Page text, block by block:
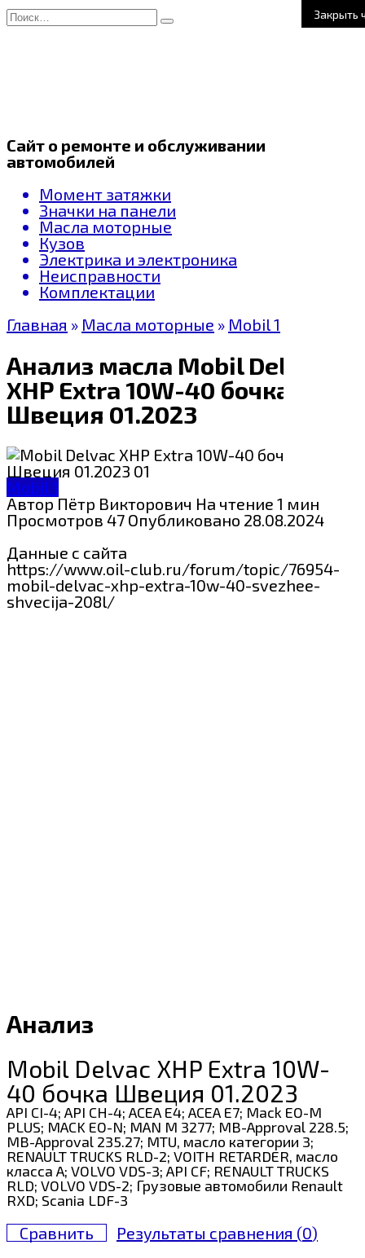
Закрыть
Перейти
к
Search
for:
Сайт о ремонте и обслуживании
автомобилей
Момент затяжки
Значки на панели
Масла моторные
Кузов
Электрика и электроника
Неисправности
Комплектации
Главная » Масла моторные » Mobil 1
Анализ масла Mobil Delvac
XHP Extra 10W-40 бочка
Швеция 01.2023
Mobil 1
АвторПётр Викторович На чтение 1 мин
Просмотров 47 Опубликовано 28.08.2024
Данные с сайта
https://www.oil-club.ru/forum/topic/76954-
mobil-delvac-xhp-extra-10w-40-svezhee-
shvecija-208l/
Анализ
Mobil Delvac XHP Extra 10W-
40 бочка Швеция 01.2023
API CI-4; API CH-4; ACEA E4; ACEA E7; Mack EO-M
PLUS; MACK EO-N; MAN M 3277; MB-Approval 228.5;
MB-Approval 235.27; MTU, масло категории 3;
RENAULT TRUCKS RLD-2; VOITH RETARDER, масло
класса A; VOLVO VDS-3; API CF; RENAULT TRUCKS
RLD; VOLVO VDS-2; Грузовые автомобили Renault
RXD; Scania LDF-3
Сравнить Результаты сравнения (0)